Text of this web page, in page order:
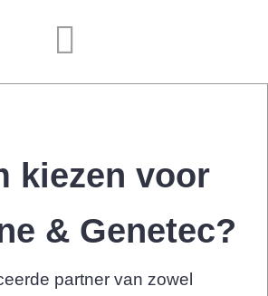
kiezen voor
& Genetec?
partner van zowel